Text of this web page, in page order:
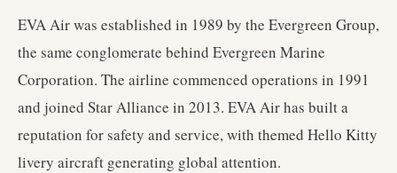
EVA Air was established in 1989 by the Evergreen Group,
the same conglomerate behind Evergreen Marine
Corporation. The airline commenced operations in 1991
and joined Star Alliance in 2013. EVA Air has built a
reputation for safety and service, with themed Hello Kitty
livery aircraft generating global attention.